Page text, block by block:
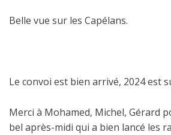
Belle vue sur les Capélans.
Le convoi est bien arrivé, 2024 est
Merci à Mohamed, Michel, Gérard
bel après-midi qui a bien lancé les